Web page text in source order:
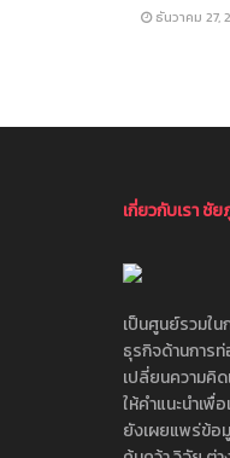
ธันวาคม 27,
เกี่ยวกับเรา ชัย
เป็นศูนย์รวมใ
ธุรกิจด้านการ
เปลี่ยนความคิ
ให้คำแนะนำเพื่
ยังเผยแพร่ข้อ